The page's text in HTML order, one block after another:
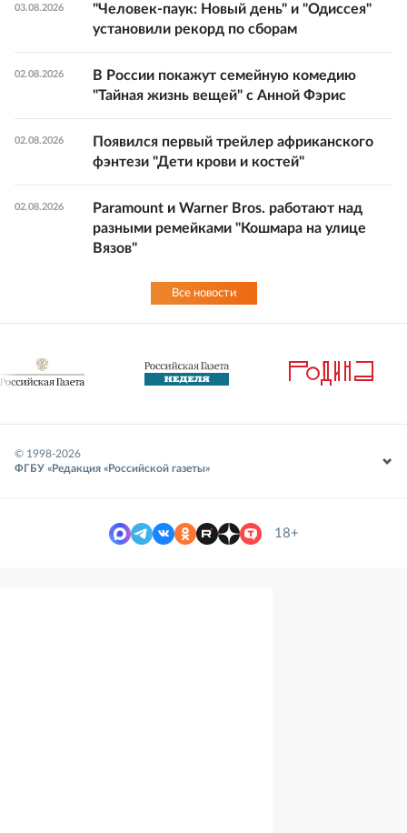
03.08.2026
"Человек-паук: Новый день" и "Одиссея"
установили рекорд по сборам
02.08.2026
В России покажут семейную комедию
"Тайная жизнь вещей" с Анной Фэрис
02.08.2026
Появился первый трейлер африканского
фэнтези "Дети крови и костей"
02.08.2026
Paramount и Warner Bros. работают над
разными ремейками "Кошмара на улице
Вязов"
Все новости
© 1998-2026
ФГБУ «Редакция «Российской газеты»
18+